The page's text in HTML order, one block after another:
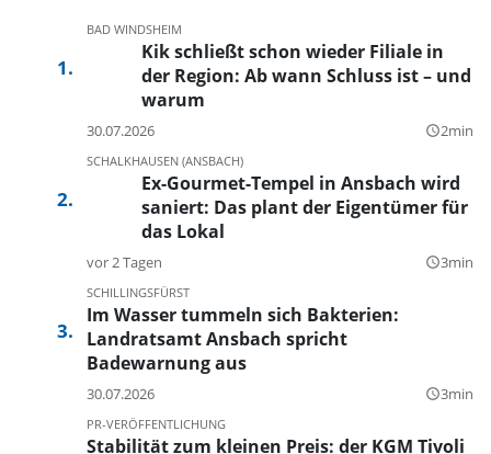
BAD WINDSHEIM
Kik schließt schon wieder Filiale in
der Region: Ab wann Schluss ist – und
warum
30.07.2026 query_builder2min
SCHALKHAUSEN (ANSBACH)
Ex-Gourmet-Tempel in Ansbach wird
saniert: Das plant der Eigentümer für
das Lokal
vor 2 Tagen query_builder3min
SCHILLINGSFÜRST
Im Wasser tummeln sich Bakterien:
Landratsamt Ansbach spricht
Badewarnung aus
30.07.2026 query_builder3min
PR-VERÖFFENTLICHUNG
Stabilität zum kleinen Preis: der KGM Tivoli